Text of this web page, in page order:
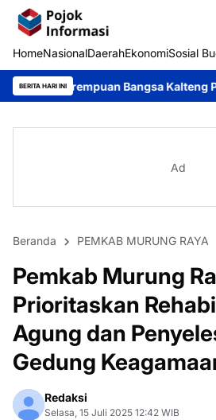
HomeNasionalDaerahEkonomiSosial
BERITA HARI INI
Bangsa Kalteng Periode 2026–2031
Ad
Beranda PEMKAB MURUNG RAYA
Pemkab Murung
Prioritaskan
Agung dan
Gedung
Redaksi
Selasa, 15 Juli 2025 12:42 WIB